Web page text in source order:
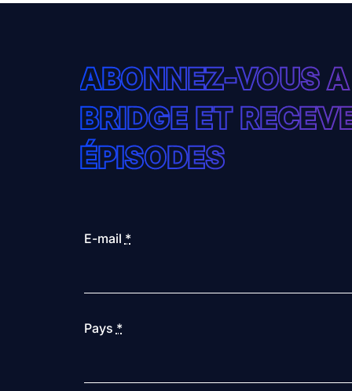
ABONNEZ-VOUS
BRIDGE ET
ÉPISODES
E-mail *
Pays *